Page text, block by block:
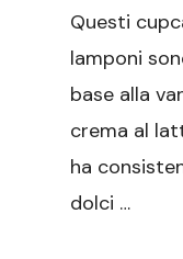
Questi
lamponi
base alla
crema al
ha
dolci …